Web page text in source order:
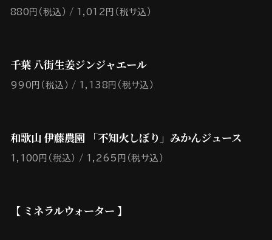
880円（税込） 1,012円（税サ込）
千葉 八街生姜ジンジャエール
990円（税込） 1,138円（税サ込）
和歌山 伊藤農園 「不知火しぼり」みかんジュース
1,100円（税込） 1,265円（税サ込）
【 ミネラルウォーター 】